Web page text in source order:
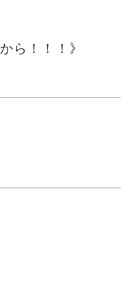
から！！！》